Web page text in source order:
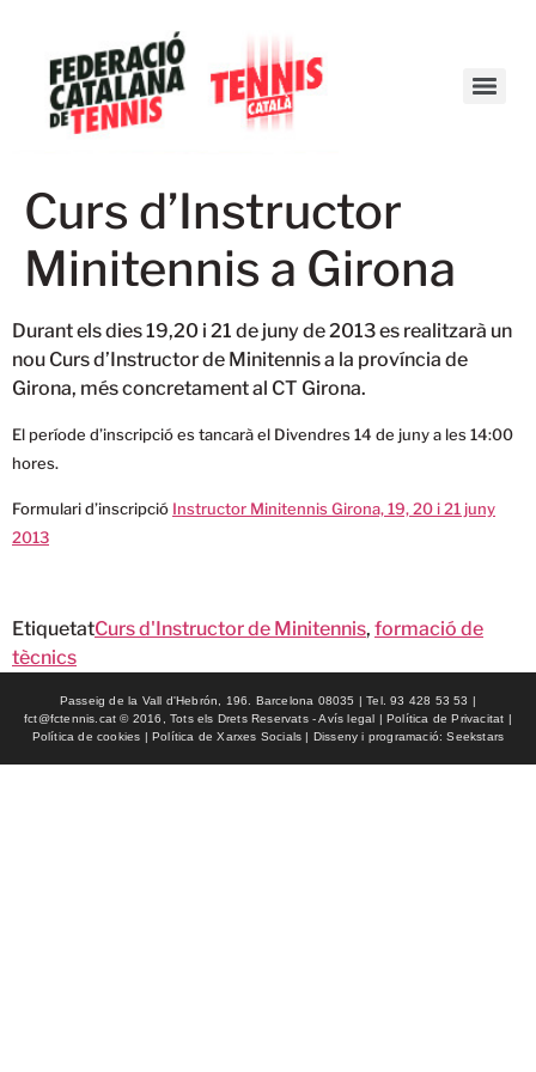
Curs d’Instructor
Minitennis a Girona
Durant els dies 19,20 i 21 de juny de 2013 es realitzarà un
nou Curs d’Instructor de Minitennis a la província de
Girona, més concretament al CT Girona.
El període d’inscripció es tancarà el Divendres 14 de juny a les 14:00
hores.
Formulari d’inscripció Instructor Minitennis Girona, 19, 20 i 21 juny
2013
EtiquetatCurs d'Instructor de Minitennis, formació de
tècnics
Passeig de la Vall d'Hebrón, 196. Barcelona 08035 | Tel. 93 428 53 53 |
fct@fctennis.cat © 2016, Tots els Drets Reservats - Avís legal | Política de Privacitat |
Política de cookies | Política de Xarxes Socials | Disseny i programació: Seekstars